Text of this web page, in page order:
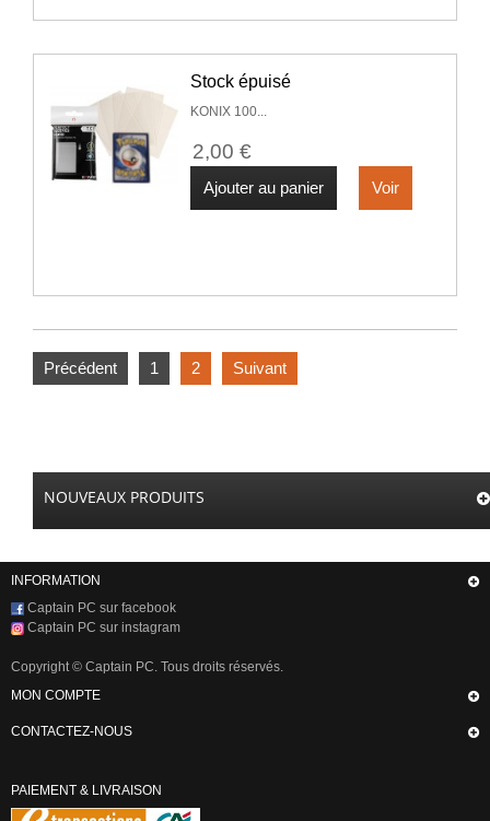
Stock épuisé
KONIX 100...
2,00 €
Ajouter au panier Voir
Précédent 1 2 Suivant
NOUVEAUX PRODUITS
INFORMATION
Captain PC sur facebook
Captain PC sur instagram
Copyright © Captain PC. Tous droits réservés.
MON COMPTE
CONTACTEZ-NOUS
PAIEMENT & LIVRAISON